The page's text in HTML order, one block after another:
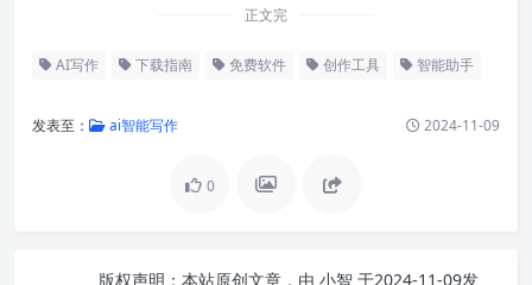
正文完
AI写作 下载指南 免费软件 创作工具 智能助手
发表至： ai智能写作 2024-11-09
0
版权声明： 本站原创文章，由 小智 于2024-11-09发